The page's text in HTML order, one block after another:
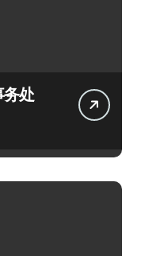
务处